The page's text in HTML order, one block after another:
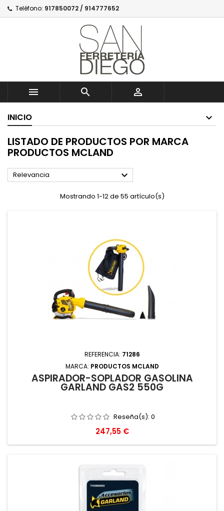
Teléfono: 917850072 / 914777652
  
INICIO
LISTADO DE PRODUCTOS POR MARCA
PRODUCTOS MCLAND
Relevancia 
Mostrando 1-12 de 55 artículo(s)
REFERENCIA: 71286
MARCA: PRODUCTOS MCLAND
ASPIRADOR-SOPLADOR GASOLINA
GARLAND GAS2 550G
Reseña(s): 0
Precio
247,55 €